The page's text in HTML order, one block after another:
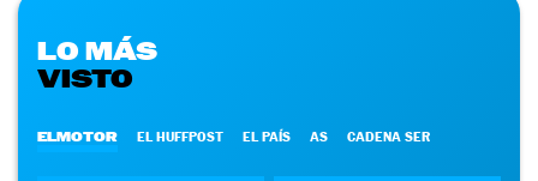
LO MÁS
VISTO
ELMOTOR EL HUFFPOST EL PAÍS AS CADENA SER